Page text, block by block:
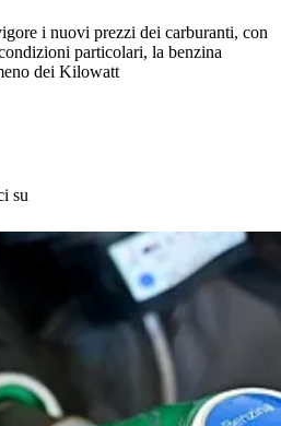
i nuovi prezzi dei carburanti, con
particolari, la benzina
dei Kilowatt
su